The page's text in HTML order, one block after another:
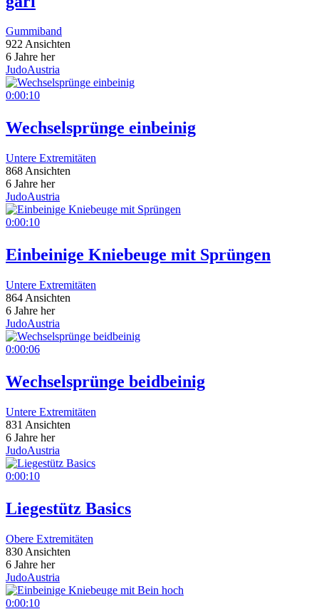
Gummiband
922 Ansichten
6 Jahre her
JudoAustria
0:00:10
Wechselsprünge einbeinig
Untere Extremitäten
868 Ansichten
6 Jahre her
JudoAustria
0:00:10
Einbeinige Kniebeuge mit Sprüngen
Untere Extremitäten
864 Ansichten
6 Jahre her
JudoAustria
0:00:06
Wechselsprünge beidbeinig
Untere Extremitäten
831 Ansichten
6 Jahre her
JudoAustria
0:00:10
Liegestütz Basics
Obere Extremitäten
830 Ansichten
6 Jahre her
JudoAustria
0:00:10